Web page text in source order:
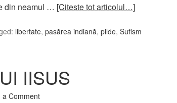
din neamul … [Citeste tot articolul…]
libertate, pasărea indiană, pilde, Sufism
IISUS
a Comment